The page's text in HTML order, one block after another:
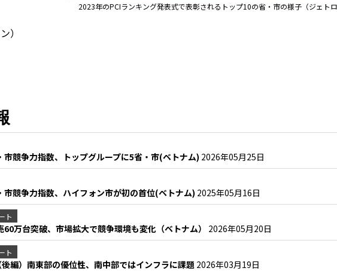
2023年のPCIランキング発表式で表彰されるトップ10の省・市の様子（ジェトロ
）
市競争力指数、トップグループに5省・市(ベトナム) 2026年05月25日
市競争力指数、ハイフォン市が初の首位(ベトナム) 2025年05月16日
ト
60万台突破、市場拡大で競争環境も変化（ベトナム） 2026年05月20日
ト
編）南東部の優位性、南中部ではインフラに課題 2026年03月19日